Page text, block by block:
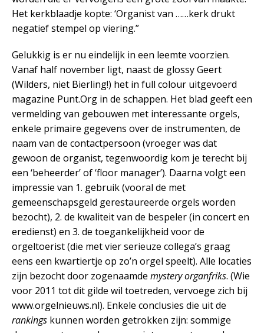
Het kerkblaadje kopte: ‘Organist van ……kerk drukt
negatief stempel op viering.”
Gelukkig is er nu eindelijk in een leemte voorzien.
Vanaf half november ligt, naast de glossy Geert
(Wilders, niet Bierling!) het in full colour uitgevoerd
magazine Punt.Org in de schappen. Het blad geeft een
vermelding van gebouwen met interessante orgels,
enkele primaire gegevens over de instrumenten, de
naam van de contactpersoon (vroeger was dat
gewoon de organist, tegenwoordig kom je terecht bij
een ‘beheerder’ of ‘floor manager’). Daarna volgt een
impressie van 1. gebruik (vooral de met
gemeenschapsgeld gerestaureerde orgels worden
bezocht), 2. de kwaliteit van de bespeler (in concert en
eredienst) en 3. de toegankelijkheid voor de
orgeltoerist (die met vier serieuze collega’s graag
eens een kwartiertje op zo’n orgel speelt). Alle locaties
zijn bezocht door zogenaamde mystery organfriks. (Wie
voor 2011 tot dit gilde wil toetreden, vervoege zich bij
www.orgelnieuws.nl). Enkele conclusies die uit de
rankings kunnen worden getrokken zijn: sommige